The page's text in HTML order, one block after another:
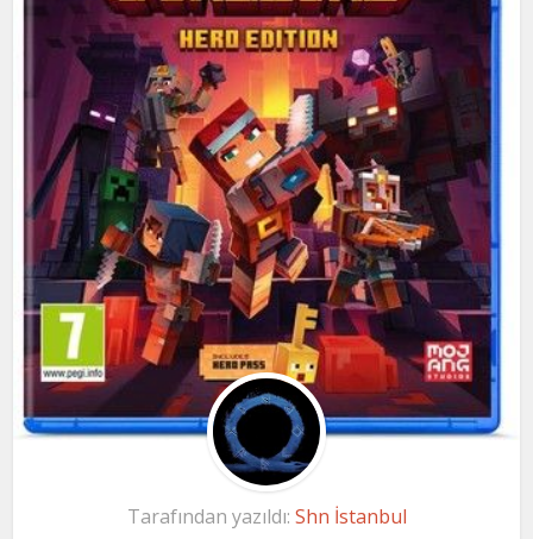
Tarafından yazıldı: Shn İstanbul